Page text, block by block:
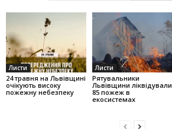
Листи
24 травня на Львівщині
очікують високу
пожежну небезпеку
Листи
Рятувальники
Львівщини ліквідували
85 пожеж в
екосистемах